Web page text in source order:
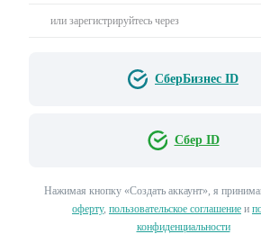
или зарегистрируйтесь через
СберБизнес ID
Сбер ID
Нажимая кнопку «‎Создать аккаунт»‎, я
оферту, пользовательское соглашение и
конфиденциальности